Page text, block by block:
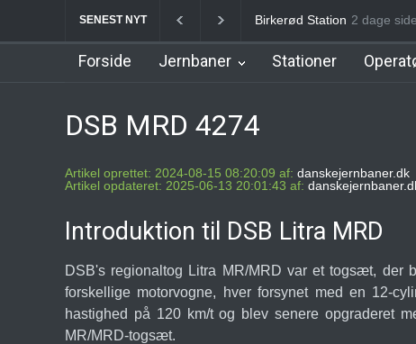
SENEST NYT Birkerød Station Allerød
2 dage
Forside Jernbaner Stationer
DSB MRD 4274
Artikel oprettet: 2024-08-15 08:20:09 af: danskejernbaner.dk
Artikel opdateret: 2025-06-13 20:01:43 af:
Introduktion til DSB Litra MRD
DSB's regionaltog Litra MR/MRD var et togsæt,
forskellige motorvogne, hver forsynet med en 12-
hastighed på 120 km/t og blev senere opgraderet
MR/MRD-togsæt.